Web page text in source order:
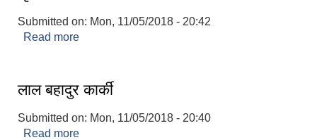
Submitted on: Mon, 11/05/2018 - 20:42
Read more
लाल बहादुर कार्की
Submitted on: Mon, 11/05/2018 - 20:40
Read more